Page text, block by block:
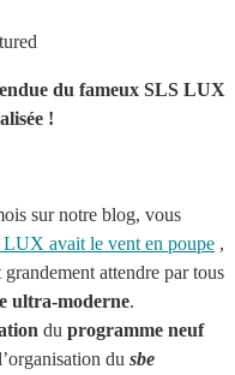
du fameux SLS LUX
!
sur notre blog, vous
LUX avait le vent en poupe ,
attendre par tous
ultra-moderne.
du programme neuf
du sbe